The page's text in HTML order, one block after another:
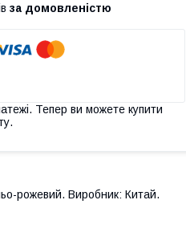
за домовленістю
Тепер ви можете купити
рожевий. Виробник: Китай.